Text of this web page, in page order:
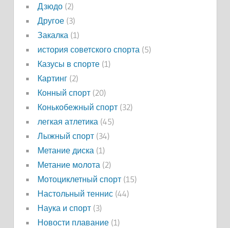
Дзюдо(2)
Другое(3)
Закалка (1)
история советского спорта (5)
Казусы в спорте(1)
Картинг(2)
Конный спорт(20)
Конькобежный спорт(32)
легкая атлетика (45)
Лыжный спорт(34)
Метание диска (1)
Метание молота (2)
Мотоциклетный спорт(15)
Настольный теннис(44)
Наука и спорт(3)
Новости плавание(1)